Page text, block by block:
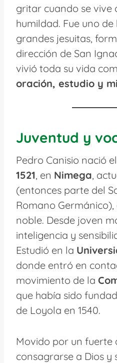
gritar cuando se vive
humildad. Fue uno
grandes jesuitas,
dirección de San
vivió toda su vida
oración, estudio y
Juventud y
Pedro Canisio nació el
1521, en Nimega,
(entonces parte del
Romano
noble. Desde joven
inteligencia y
Estudió en la
donde entró en
movimiento de la
que había sido
de Loyola en 1540.
Movido por un fuerte
consagrarse a Dios y